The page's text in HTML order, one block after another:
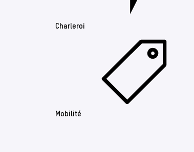
Charleroi
Mobilité